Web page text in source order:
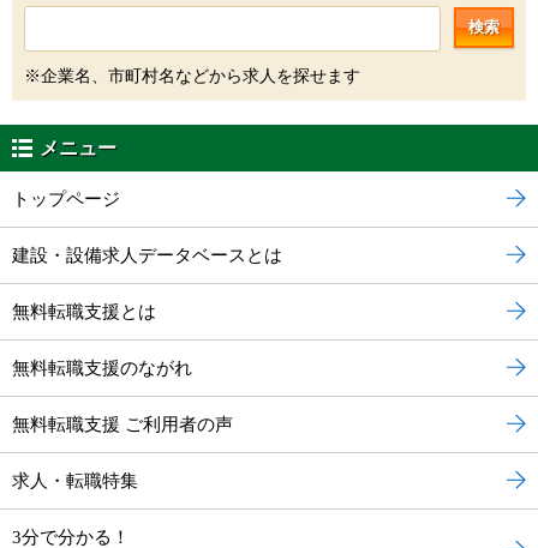
検索
※企業名、市町村名などから求人を探せます
メニュー
トップページ
建設・設備求人データベースとは
無料転職支援とは
無料転職支援のながれ
無料転職支援 ご利用者の声
求人・転職特集
3分で分かる！